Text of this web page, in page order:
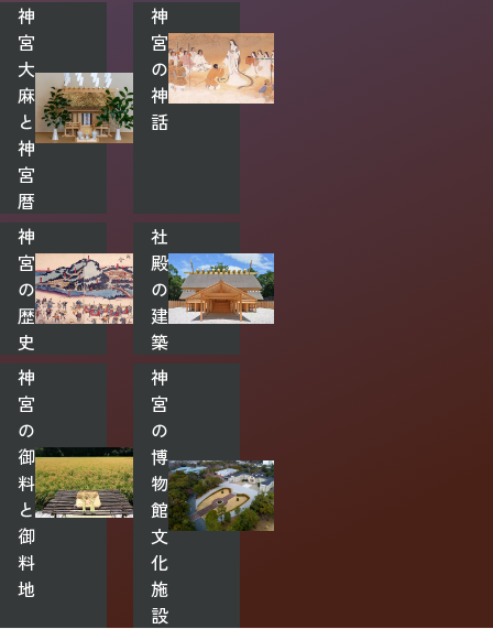
神
宮
大
麻
と
神
宮
暦
神
宮
の
神
話
神
宮
の
歴
史
社
殿
の
建
築
神
宮
の
御
料
と
御
料
地
神
宮
の
博
物
館・
文
化
施
設